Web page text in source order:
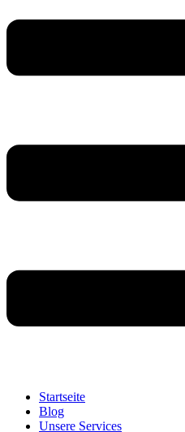
Startseite
Blog
Unsere Services